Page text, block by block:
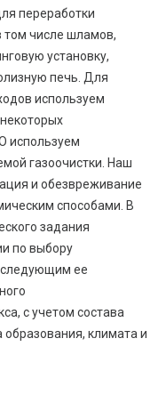
переработки
числе шламов,
установку,
печь. Для
используем
используем
газоочистки. Наш
и обезвреживание
способами. В
задания
по выбору
ее
с учетом состава
климата и